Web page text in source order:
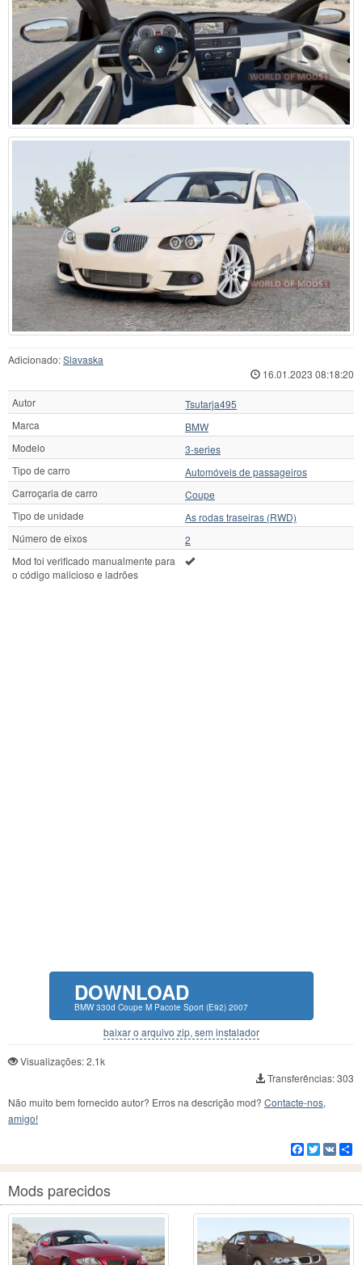
Adicionado:Slavaska
16.01.2023 08:18:20
Autor
Tsutarja495
Marca
BMW
Modelo
3-series
Tipo de carro
Automóveis de passageiros
Carroçaria de carro
Coupe
Tipo de unidade
As rodas traseiras (RWD)
Número de eixos
2
Mod foi verificado manualmente para
o código malicioso e ladrões
DOWNLOAD
BMW 330d Coupe M Pacote Sport (E92) 2007
baixar o arquivo zip, sem instalador
Visualizações: 2.1k
Transferências: 303
Não muito bem fornecido autor? Erros na descrição mod? Contacte-nos,
amigo!
Facebook
Twitter
VK
Mods parecidos